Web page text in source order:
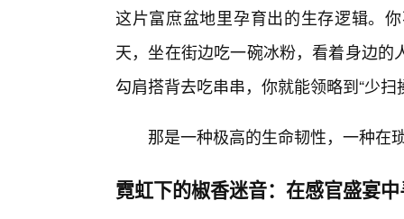
这片富庶盆地里孕育出的生存逻辑。
天，坐在街边吃一碗冰粉，看着身边
勾肩搭背去吃串串，你就能领略到“少
那是一种极高的生命韧性，一种在
霓虹下的椒香迷音：在感官盛宴